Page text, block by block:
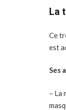
La
Ce
est
Ses
– La